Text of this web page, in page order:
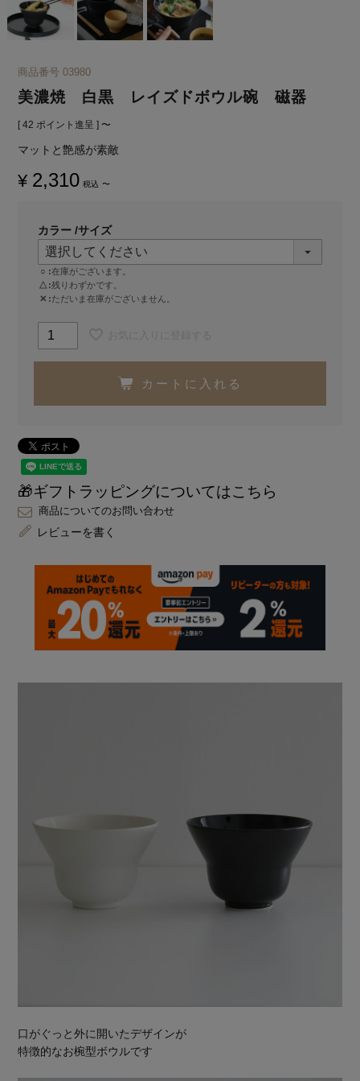
商品番号 03980
美濃焼 白黒 レイズドボウル碗 磁器
[ 42 ポイント進呈 ] 〜
マットと艶感が素敵
¥ 2,310 税込 〜
カラー サイズ
○
在庫がございます。
△ 残りわずかです。
✕
ただいま在庫がございません。
カートに入れる
🎁ギフトラッピングについてはこちら
商品についてのお問い合わせ
レビューを書く
口がぐっと外に開いたデザインが
特徴的なお椀型ボウルです